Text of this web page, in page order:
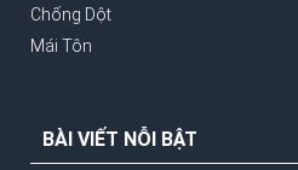
Chống Dột
Mái Tôn
BÀI VIẾT NỖI BẬT